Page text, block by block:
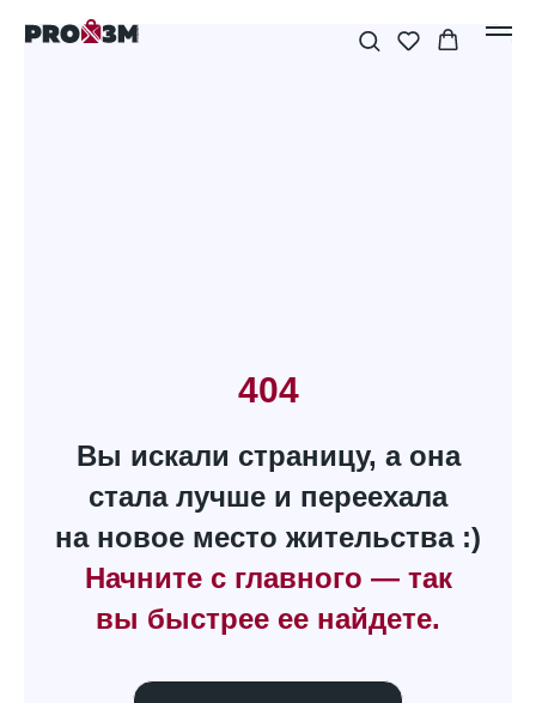
404
Вы искали страницу, а она
стала лучше и переехала
на новое место жительства :)
Начните с главного — так
вы быстрее ее найдете.